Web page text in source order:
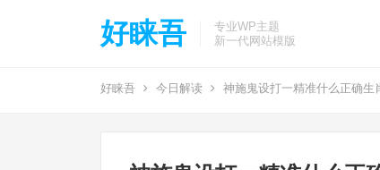
好睐吾
专业WP主题
新一代网站模版
好睐吾 今日解读 神施鬼设打一精准什么正确生